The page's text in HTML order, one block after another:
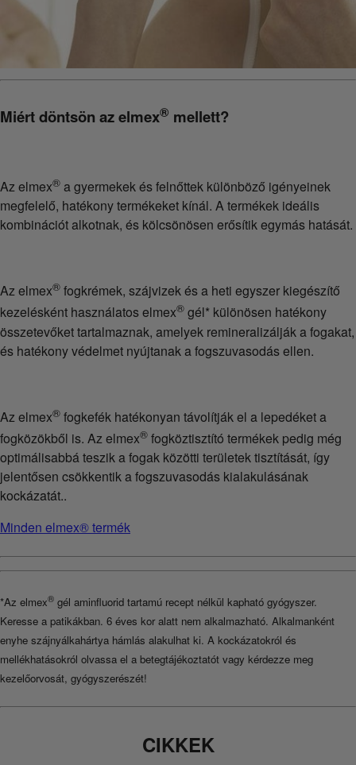
Miért döntsön az elmex® mellett?
Az elmex® a gyermekek és felnőttek különböző igényeinek
megfelelő, hatékony termékeket kínál. A termékek ideális
kombinációt alkotnak, és kölcsönösen erősítik egymás hatását.
Az elmex® fogkrémek, szájvizek és a heti egyszer kiegészítő
kezelésként használatos elmex® gél* különösen hatékony
összetevőket tartalmaznak, amelyek remineralizálják a fogakat,
és hatékony védelmet nyújtanak a fogszuvasodás ellen.
Az elmex® fogkefék hatékonyan távolítják el a lepedéket a
fogközökből is. Az elmex® fogköztisztító termékek pedig még
optimálisabbá teszik a fogak közötti területek tisztítását, így
jelentősen csökkentik a fogszuvasodás kialakulásának
kockázatát..
Minden elmex® termék
*Az elmex® gél aminfluorid tartamú recept nélkül kapható gyógyszer.
Keresse a patikákban. 6 éves kor alatt nem alkalmazható. Alkalmanként
enyhe szájnyálkahártya hámlás alakulhat ki. A kockázatokról és
mellékhatásokról olvassa el a betegtájékoztatót vagy kérdezze meg
kezelőorvosát, gyógyszerészét!
CIKKEK